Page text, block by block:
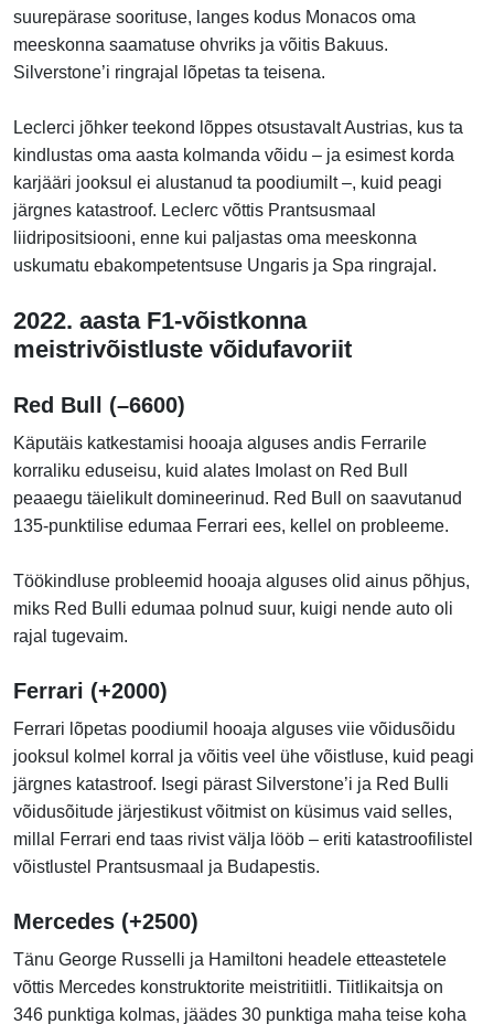
suurepärase soorituse, langes kodus Monacos oma
meeskonna saamatuse ohvriks ja võitis Bakuus.
Silverstone’i ringrajal lõpetas ta teisena.
Leclerci jõhker teekond lõppes otsustavalt Austrias, kus ta
kindlustas oma aasta kolmanda võidu – ja esimest korda
karjääri jooksul ei alustanud ta poodiumilt –, kuid peagi
järgnes katastroof. Leclerc võttis Prantsusmaal
liidripositsiooni, enne kui paljastas oma meeskonna
uskumatu ebakompetentsuse Ungaris ja Spa ringrajal.
2022. aasta F1-võistkonna
meistrivõistluste võidufavoriit
Red Bull (–6600)
Käputäis katkestamisi hooaja alguses andis Ferrarile
korraliku eduseisu, kuid alates Imolast on Red Bull
peaaegu täielikult domineerinud. Red Bull on saavutanud
135-punktilise edumaa Ferrari ees, kellel on probleeme.
Töökindluse probleemid hooaja alguses olid ainus põhjus,
miks Red Bulli edumaa polnud suur, kuigi nende auto oli
rajal tugevaim.
Ferrari (+2000)
Ferrari lõpetas poodiumil hooaja alguses viie võidusõidu
jooksul kolmel korral ja võitis veel ühe võistluse, kuid peagi
järgnes katastroof. Isegi pärast Silverstone’i ja Red Bulli
võidusõitude järjestikust võitmist on küsimus vaid selles,
millal Ferrari end taas rivist välja lööb – eriti katastroofilistel
võistlustel Prantsusmaal ja Budapestis.
Mercedes (+2500)
Tänu George Russelli ja Hamiltoni headele etteastetele
võttis Mercedes konstruktorite meistritiitli. Tiitlikaitsja on
346 punktiga kolmas, jäädes 30 punktiga maha teise koha